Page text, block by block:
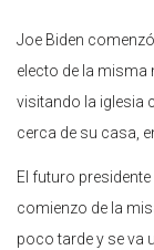
Joe Biden
electo de la
visitando la iglesia
cerca de su casa,
El futuro presidente
comienzo de la
poco tarde y se va